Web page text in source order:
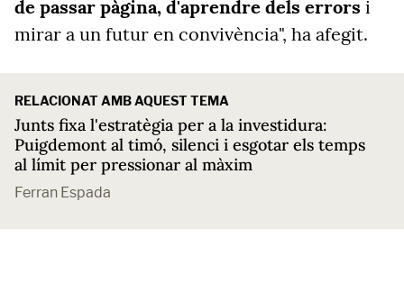
de passar pàgina, d'aprendre dels errors i
mirar a un futur en convivència", ha afegit.
RELACIONAT AMB AQUEST TEMA
Junts fixa l'estratègia per a la investidura:
Puigdemont al timó, silenci i esgotar els temps
al límit per pressionar al màxim
Ferran Espada